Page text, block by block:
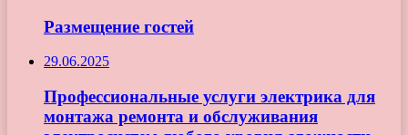
Размещение гостей
29.06.2025
Профессиональные услуги электрика для
монтажа ремонта и обслуживания